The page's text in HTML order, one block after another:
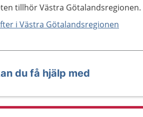
tillhör Västra Götalandsregionen.
i Västra Götalandsregionen
du få hjälp med